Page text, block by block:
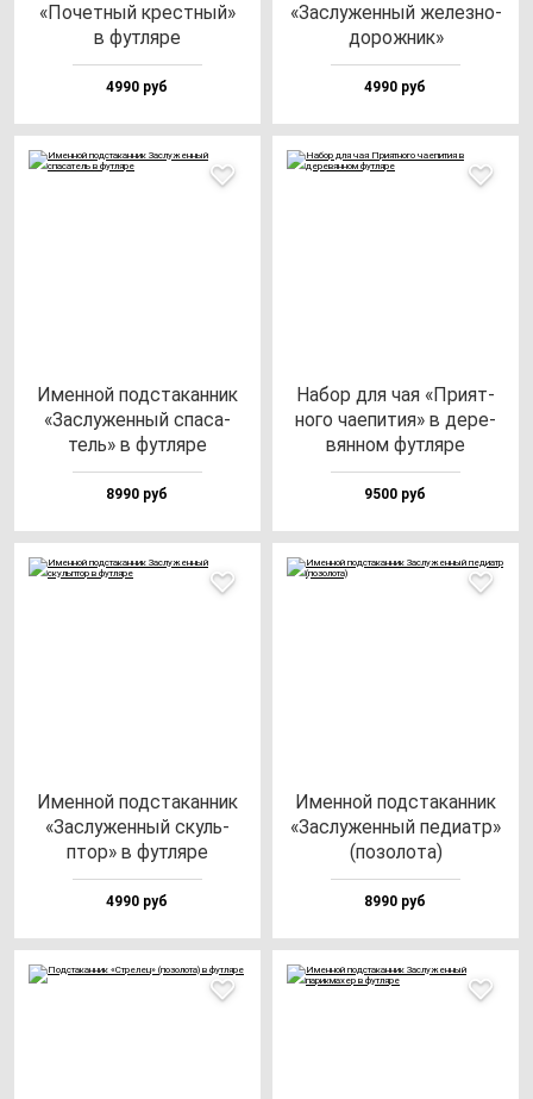
«Почет­ный крес­тный»
в фут­ля­ре
4990 руб
«Зас­лу­жен­ный же­лез­но­
до­рож­ник»
4990 руб
Имен­ной под­ста­кан­ник
«Зас­лу­жен­ный спа­са­
тель» в фут­ля­ре
8990 руб
Набор для чая «При­ят­
но­го ча­епи­тия» в де­ре­
вян­ном фут­ля­ре
9500 руб
Имен­ной под­ста­кан­ник
«Зас­лу­жен­ный скуль­
птор» в фут­ля­ре
4990 руб
Имен­ной под­ста­кан­ник
«Зас­лу­жен­ный пе­ди­атр»
(по­зо­ло­та)
8990 руб